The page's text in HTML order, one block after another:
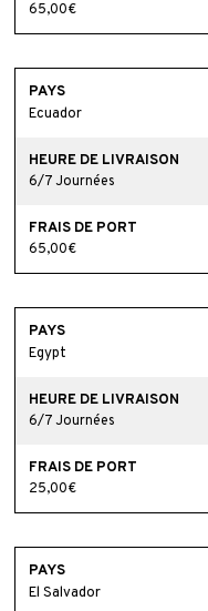
65,00€
Ecuador
6/7 Journées
65,00€
Egypt
6/7 Journées
25,00€
El Salvador